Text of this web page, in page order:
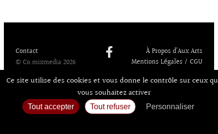
o dI y d l er
Contact
© Co.mixmedia 2026
À Propos d’Aux Arts
Mentions Légales / CGU
Ce site utilise des cookies et vous donne le contrôle sur ceux
vous souhaitez activer
Tout accepter Tout refuser
Personnaliser